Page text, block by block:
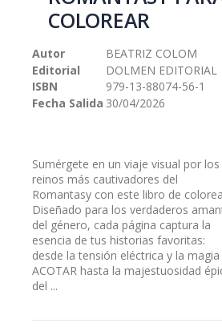
galería
imágenes
COLOREAR
Autor
BEATRIZ COLOM
Editorial
DOLMEN EDITORIAL
ISBN
979-13-88074-56-1
Fecha Salida 30/04/2026
Sumérgete en un viaje visual por los
reinos más cautivadores del
Romantasy con este libro de
Diseñado para los verdaderos
del género, cada página captura la
esencia de tus historias favoritas:
desde la tensión eléctrica y la magia
ACOTAR hasta la majestuosidad
del ...